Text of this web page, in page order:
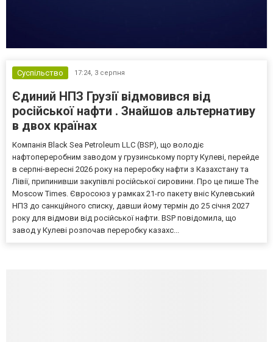
Суспільство 17:24, 3 серпня
Єдиний НПЗ Грузії відмовився від
російської нафти . Знайшов альтернативу
в двох країнах
Компанія Black Sea Petroleum LLC (BSP), що володіє
нафтопереробним заводом у грузинському порту Кулеві, перейде
в серпні-вересні 2026 року на переробку нафти з Казахстану та
Лівії, припинивши закупівлі російської сировини. Про це пише The
Moscow Times. Євросоюз у рамках 21-го пакету вніс Кулевський
НПЗ до санкційного списку, давши йому термін до 25 січня 2027
року для відмови від російської нафти. BSP повідомила, що
завод у Кулеві розпочав переробку казахс...